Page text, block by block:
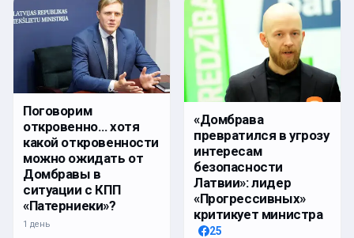
Поговорим
откровенно… хотя
какой откровенности
можно ожидать от
Домбравы в
ситуации с КПП
«Патерниеки»?
1 день
«Домбрава
превратился в угрозу
интересам
безопасности
Латвии»: лидер
«Прогрессивных»
критикует министра
25